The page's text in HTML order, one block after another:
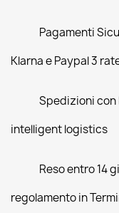
Pagamenti
Klarna e Paypal 3
Spedizioni con
intelligent logistics
Reso entro 14
regolamento in